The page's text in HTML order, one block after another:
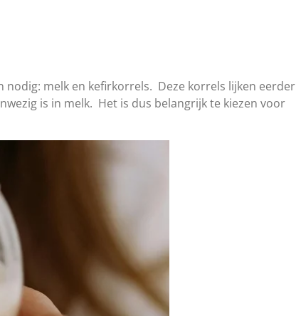
melk en kefirkorrels. Deze korrels lijken eerder
is in melk. Het is dus belangrijk te kiezen voor